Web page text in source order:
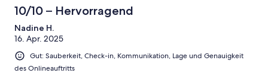
10/10 – Hervorragend
Nadine H.
16. Apr. 2025
Gut: Sauberkeit, Check-in, Kommunikation, Lage und Genauigkeit
des Onlineauftritts